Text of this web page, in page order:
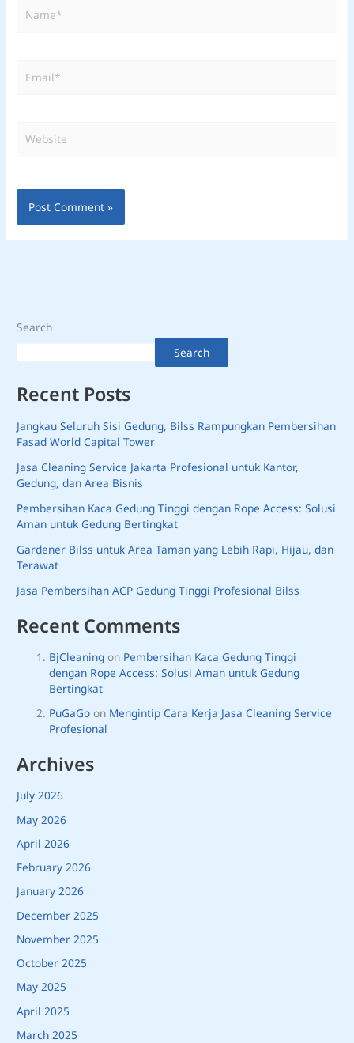
Search
Search
Recent Posts
Jangkau Seluruh Sisi Gedung, Bilss Rampungkan Pembersihan
Fasad World Capital Tower
Jasa Cleaning Service Jakarta Profesional untuk Kantor,
Gedung, dan Area Bisnis
Pembersihan Kaca Gedung Tinggi dengan Rope Access: Solusi
Aman untuk Gedung Bertingkat
Gardener Bilss untuk Area Taman yang Lebih Rapi, Hijau, dan
Terawat
Jasa Pembersihan ACP Gedung Tinggi Profesional Bilss
Recent Comments
BjCleaning on Pembersihan Kaca Gedung Tinggi
dengan Rope Access: Solusi Aman untuk Gedung
Bertingkat
PuGaGo on Mengintip Cara Kerja Jasa Cleaning Service
Profesional
Archives
July 2026
May 2026
April 2026
February 2026
January 2026
December 2025
November 2025
October 2025
May 2025
April 2025
March 2025